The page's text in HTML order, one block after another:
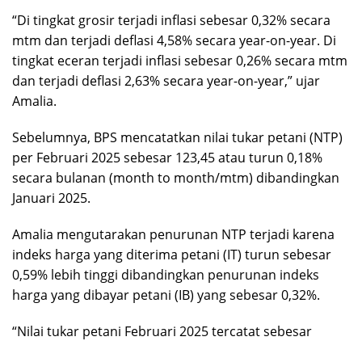
“Di tingkat grosir terjadi inflasi sebesar 0,32% secara
mtm dan terjadi deflasi 4,58% secara year-on-year. Di
tingkat eceran terjadi inflasi sebesar 0,26% secara mtm
dan terjadi deflasi 2,63% secara year-on-year,” ujar
Amalia.
Sebelumnya, BPS mencatatkan nilai tukar petani (NTP)
per Februari 2025 sebesar 123,45 atau turun 0,18%
secara bulanan (month to month/mtm) dibandingkan
Januari 2025.
Amalia mengutarakan penurunan NTP terjadi karena
indeks harga yang diterima petani (IT) turun sebesar
0,59% lebih tinggi dibandingkan penurunan indeks
harga yang dibayar petani (IB) yang sebesar 0,32%.
“Nilai tukar petani Februari 2025 tercatat sebesar